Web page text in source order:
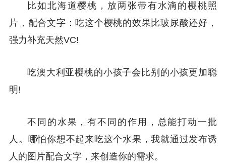
比如北海道樱桃，放两张带有水滴的樱桃照
片，配合文字：吃这个樱桃的效果比玻尿酸还好，
强力补充天然VC!
吃澳大利亚樱桃的小孩子会比别的小孩更加聪
明!
不同的水果，有不同的作用，总能打动一批
人。哪怕你想不起来吃这个水果，我就通过发布诱
人的图片配合文字，来创造你的需求。